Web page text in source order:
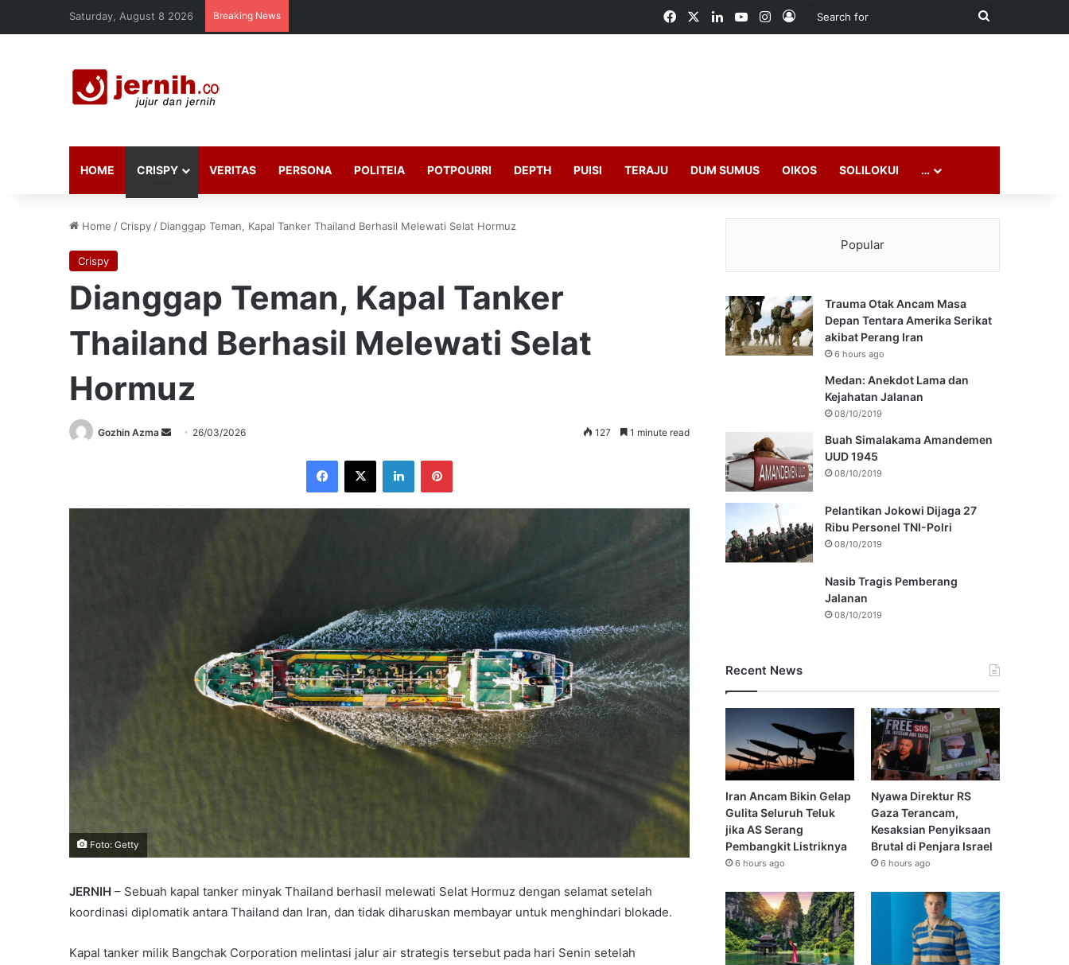
Saturday, August 8 2026 Breaking News FacebookLinkedInYouTubeInstagram
Log In
Search
HOME CRISPY VERITAS PERSONA POLITEIA POTPOURRI DEPTH PUISI TERAJU DUM SUMUS OIKOS SOLILOKUI …
Home /Crispy / Dianggap Teman, Kapal Tanker Thailand Berhasil Melewati Selat Hormuz
Crispy
Dianggap Teman, Kapal Tanker
Thailand Berhasil Melewati Selat
Hormuz
Gozhin Azma
Send 26/03/2026 127 1 minute read
Facebook
X LinkedInPinterest
Foto: Getty
JERNIH – Sebuah kapal tanker minyak Thailand berhasil melewati Selat Hormuz dengan selamat setelah
koordinasi diplomatik antara Thailand dan Iran, dan tidak diharuskan membayar untuk menghindari blokade.
Kapal tanker milik Bangchak Corporation melintasi jalur air strategis tersebut pada hari Senin setelah
Popular
Trauma Otak Ancam Masa
Depan Tentara Amerika Serikat
akibat Perang Iran
6 hours ago
Medan: Anekdot Lama dan
Kejahatan Jalanan
08/10/2019
Buah Simalakama Amandemen
UUD 1945
08/10/2019
Pelantikan Jokowi Dijaga 27
Ribu Personel TNI-Polri
08/10/2019
Nasib Tragis Pemberang
Jalanan
08/10/2019
Recent News
Iran Ancam Bikin Gelap
Gulita Seluruh Teluk
jika AS Serang
Pembangkit Listriknya
6 hours ago
Nyawa Direktur RS
Gaza Terancam,
Kesaksian Penyiksaan
Brutal di Penjara Israel
6 hours ago